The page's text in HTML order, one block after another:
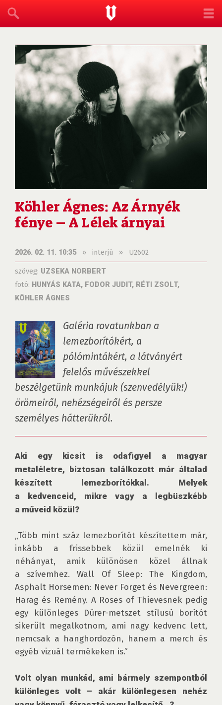
Köhler Ágnes: Az Árnyék
fénye – A Lélek árnyai
2026. 02. 11. 10:35» interjú » U2602
szöveg: UZSEKA NORBERT
fotó: HUNYÁS KATA, FODOR JUDIT, RÉTI ZSOLT,
KÖHLER ÁGNES
Galéria rovatunkban a
lemezborítókért, a
pólómintákért, a látványért
felelős művészekkel
beszélgetünk munkájuk (szenvedélyük!)
örömeiről, nehézségeiről és persze
személyes hátterükről.
Aki egy kicsit is odafigyel a magyar
metaléletre, biztosan találkozott már általad
készített lemezborítókkal. Melyek
a kedvenceid, mikre vagy a legbüszkébb
a műveid közül?
„Több mint száz lemezborítót készítettem már,
inkább a frissebbek közül emelnék ki
néhányat, amik különösen közel állnak
a szívemhez. Wall Of Sleep: The Kingdom,
Asphalt Horsemen: Never Forget és Nevergreen:
Harag és Remény. A Roses of Thievesnek pedig
egy különleges Dürer-metszet stílusú borítót
sikerült megalkotnom, ami nagy kedvenc lett,
nemcsak a hanghordozón, hanem a merch és
egyéb vizuál termékeken is.”
Volt olyan munkád, ami bármely szempontból
különleges volt – akár különlegesen nehéz